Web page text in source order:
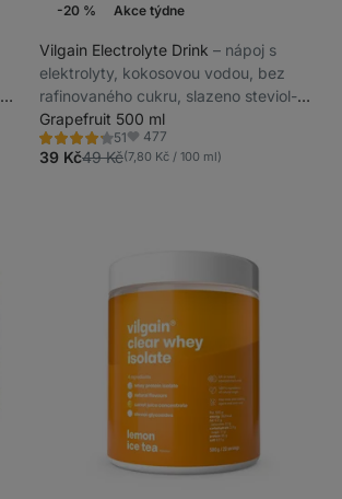
-20 % Akce týdne
Vilgain Electrolyte Drink ⁠–⁠ nápoj s
elektrolyty, kokosovou vodou, bez
rafinovaného cukru, slazeno steviol-
glykosidy ze stévie
Grapefruit 500 ml
51
Hodnocení
4.3/5,
51
Oblíbené
477
39 Kč49 Kč(7,80 Kč / 100 ml)